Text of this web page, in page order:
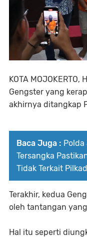
KOTA
Gengster yang
akhirnya ditangkap
Baca Juga :
Tersangka
Tidak Terkait
Terakhir, kedua
oleh tantangan
Hal itu seperti